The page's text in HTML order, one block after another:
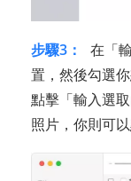
步驟3：
在「
置，然後勾選
點擊「輸入選
照片，你則可